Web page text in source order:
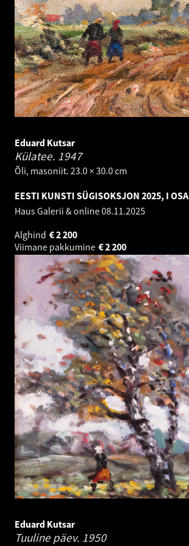
Eduard Kutsar
Külatee. 1947
Õli, masoniit. 23.0 × 30.0 cm
EESTI KUNSTI SÜGISOKSJON 2025, I OSA
Haus Galerii & online08.11.2025
Alghind
2 200
€
Viimane pakkumine
2 200
€
Eduard Kutsar
Tuuline päev. 1950